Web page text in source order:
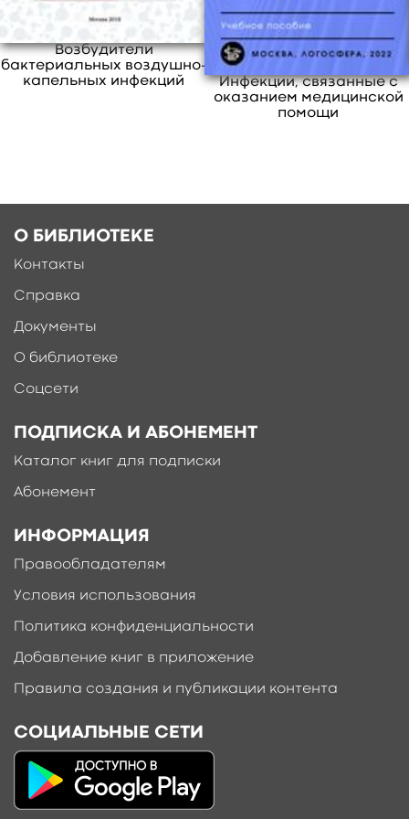
инфекций ФМБА России» и сотрудники
кафедры инфекционных болезней у детей
ФПК и ПП СПбГПМУ.
Справочник предназначен для врачей-
инфекционистов, педиатров, неврологов,
Возбудители
бактериальных воздушно-
капельных инфекций
Инфекции, связанные с
оказанием медицинской
помощи
О БИБЛИОТЕКЕ
Контакты
Справка
Документы
О библиотеке
Соцсети
ПОДПИСКА И АБОНЕМЕНТ
Каталог книг для подписки
Абонемент
ИНФОРМАЦИЯ
Правообладателям
Условия использования
Политика конфиденциальности
Добавление книг в приложение
Правила создания и публикации контента
СОЦИАЛЬНЫЕ СЕТИ